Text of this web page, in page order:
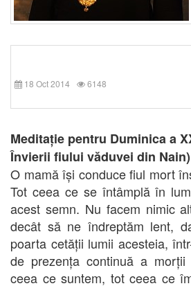
18 Oct 2014 6148
Meditație pentru Duminica a
Învierii fiului văduvei din
O mamă își conduce fiul mort
Tot ceea ce se întâmplă în
acest semn. Nu facem nimic
decât să ne îndreptăm lent,
poarta cetății lumii acesteia,
de prezența continuă a
ceea ce suntem, tot ceea ce